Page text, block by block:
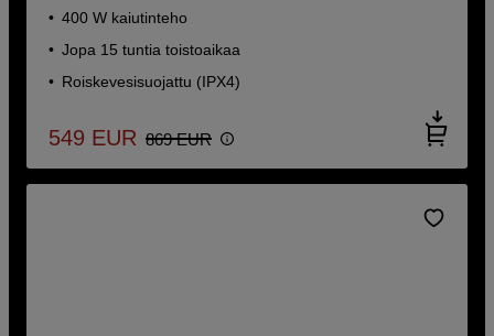
400 W kaiutinteho
Jopa 15 tuntia toistoaikaa
Roiskevesisuojattu (IPX4)
549 EUR 869 EUR